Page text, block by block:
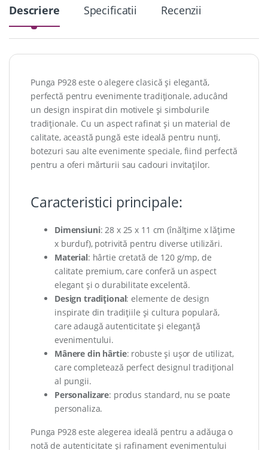
Descriere Specificatii Recenzii
Punga P928 este o alegere clasică și elegantă,
perfectă pentru evenimente tradiționale, aducând
un design inspirat din motivele și simbolurile
tradiționale. Cu un aspect rafinat și un material de
calitate, această pungă este ideală pentru nunți,
botezuri sau alte evenimente speciale, fiind perfectă
pentru a oferi mărturii sau cadouri invitaților.
Caracteristici principale:
Dimensiuni: 28 x 25 x 11 cm (înălțime x lățime
x burduf), potrivită pentru diverse utilizări.
Material: hârtie cretată de 120 g/mp, de
calitate premium, care conferă un aspect
elegant și o durabilitate excelentă.
Design tradițional: elemente de design
inspirate din tradițiile și cultura populară,
care adaugă autenticitate și eleganță
evenimentului.
Mânere din hârtie: robuste și ușor de utilizat,
care completează perfect designul tradițional
al pungii.
Personalizare: produs standard, nu se poate
personaliza.
Punga P928 este alegerea ideală pentru a adăuga o
notă de autenticitate și rafinament evenimentului